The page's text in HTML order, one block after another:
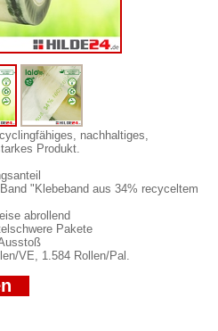
nachhaltiges,
Produkt.
"Klebeband aus 34% recyceltem
abrollend
Pakete
VE, 1.584 Rollen/Pal.